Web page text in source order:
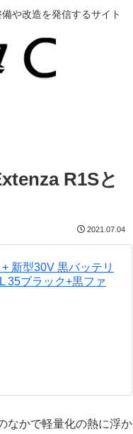
や改造を発信するサイト
R1Sと
2021.07.04
新型30V 黒バッテリ
35ブラック+黒ファ
なかで軽量化の熱に浮か